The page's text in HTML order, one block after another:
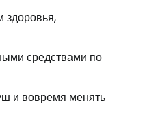
здоровья,
средствами по
и вовремя менять